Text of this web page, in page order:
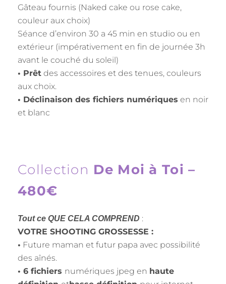
Gâteau fournis (Naked cake ou rose cake,
couleur aux choix)
Séance d’environ 30 a 45 min en studio ou en
extérieur (impérativement en fin de journée 3h
avant le couché du soleil)
• Prêt des accessoires et des tenues, couleurs
aux choix.
• Déclinaison des fichiers numériques en noir
et blanc
Collection De Moi à Toi –
480€
Tout ce QUE CELA COMPREND :
VOTRE SHOOTING GROSSESSE :
• Future maman et futur papa avec possibilité
des aînés.
• 6 fichiers numériques jpeg en haute